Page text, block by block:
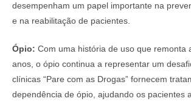
desempenham um papel importante na
e na reabilitação de pacientes.
Ópio: Com uma história de uso que remonta
anos, o ópio continua a representar um
clínicas “Pare com as Drogas” fornecem
dependência de ópio, ajudando os pacientes